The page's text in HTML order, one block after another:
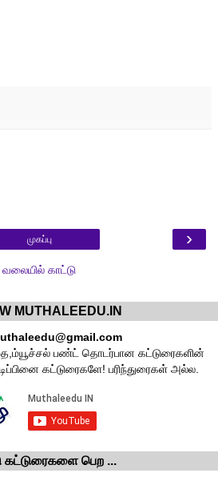
›
முகப்பு
வலையில் காட்டு
MUTHALEEDU.IN
பண்ட் தொடர்பான கட்டுரைகளின்
கட்டுரைகளே! பரிந்துரைகள் அல்ல.
கட்டுரைகளை பெற ...